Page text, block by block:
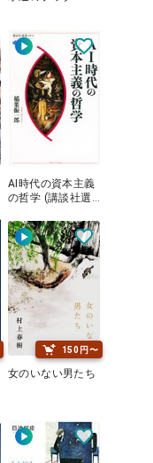
AI時代の資本主義
の哲学 (講談社選
150円〜
女のいない男たち